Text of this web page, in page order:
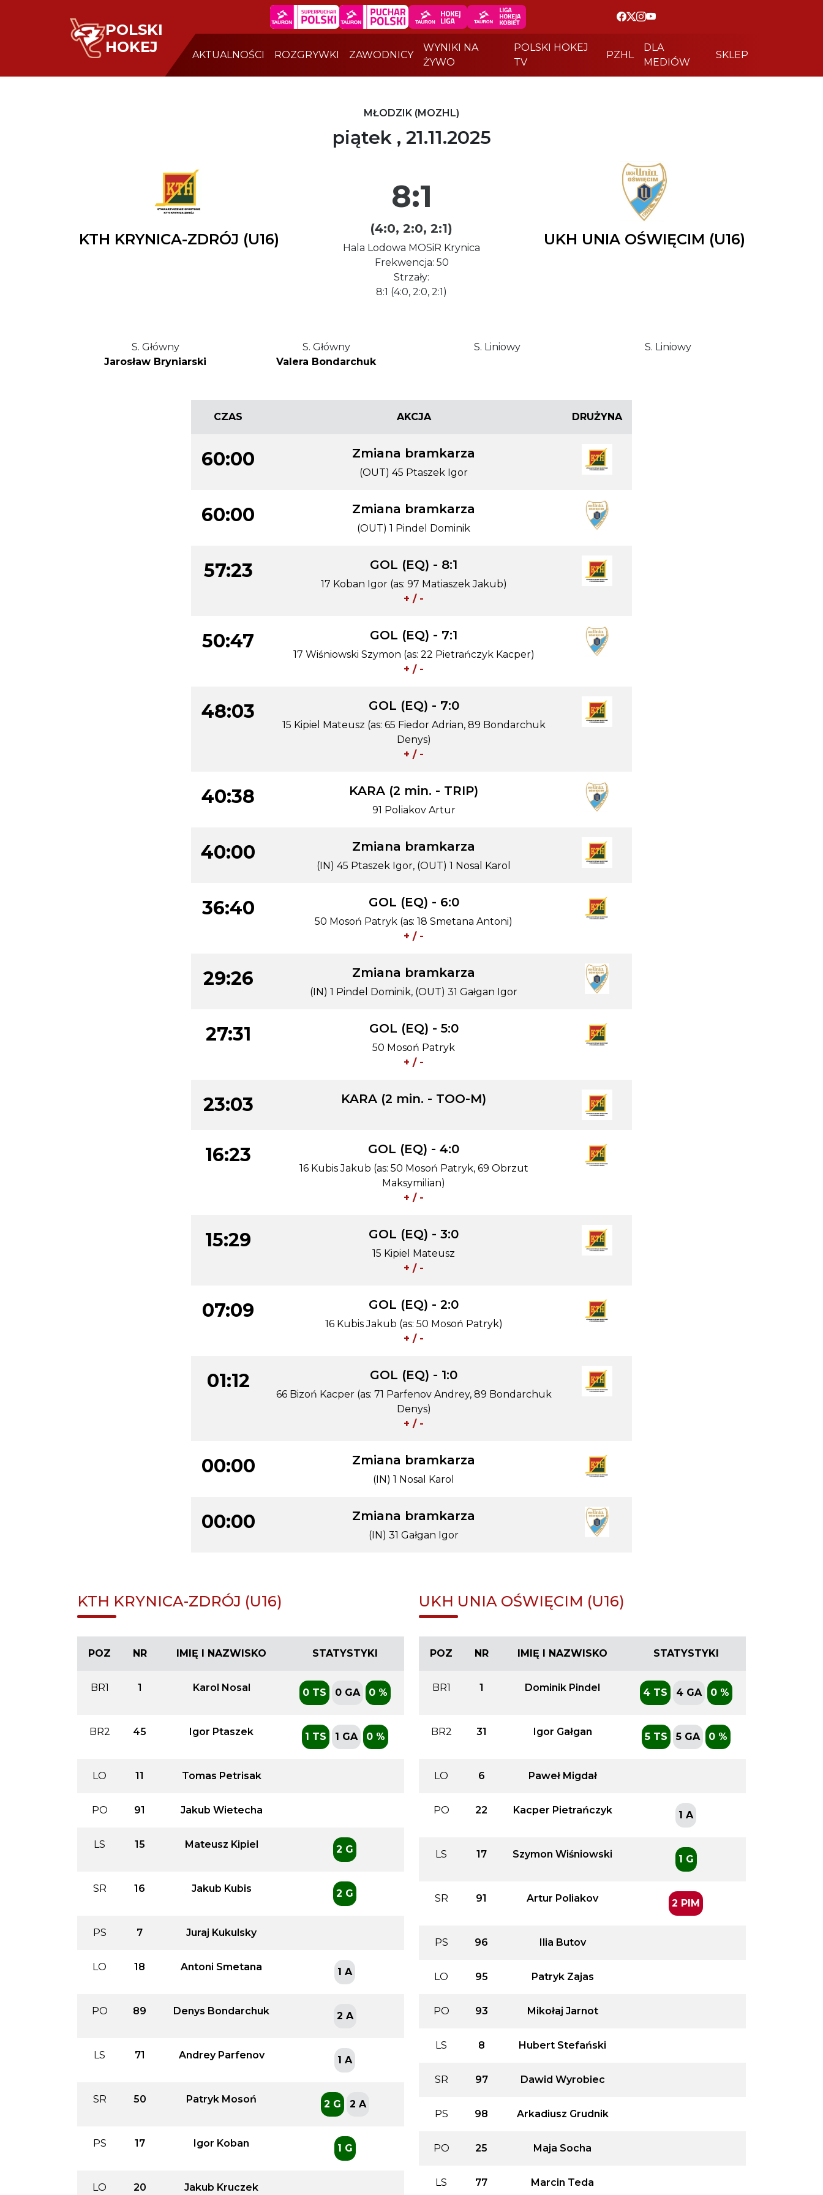
POLSKI
HOKEJ
AKTUALNOŚCI ROZGRYWKI ZAWODNICY
WYNIKI NA
ŻYWO
POLSKI HOKEJ
TV
PZHL
DLA
MEDIÓW
SKLEP
MŁODZIK (MOZHL)
piątek , 21.11.2025
KTH KRYNICA-ZDRÓJ (U16)
8:1
(4:0, 2:0, 2:1)
Hala Lodowa MOSiR Krynica
Frekwencja: 50
Strzały:
8:1 (4:0, 2:0, 2:1)
UKH UNIA OŚWIĘCIM (U16)
S. Główny
Jarosław Bryniarski
S. Główny
Valera Bondarchuk
S. Liniowy S. Liniowy
CZAS AKCJA DRUŻYNA
60:00 Zmiana bramkarza
(OUT) 45 Ptaszek Igor
60:00 Zmiana bramkarza
(OUT) 1 Pindel Dominik
57:23 GOL (EQ) - 8:1
17 Koban Igor (as: 97 Matiaszek Jakub)
+ / -
50:47 GOL (EQ) - 7:1
17 Wiśniowski Szymon (as: 22 Pietrańczyk Kacper)
+ / -
48:03 GOL (EQ) - 7:0
15 Kipiel Mateusz (as: 65 Fiedor Adrian, 89 Bondarchuk
Denys)
+ / -
40:38 KARA (2 min. - TRIP)
91 Poliakov Artur
40:00 Zmiana bramkarza
(IN) 45 Ptaszek Igor, (OUT) 1 Nosal Karol
36:40 GOL (EQ) - 6:0
50 Mosoń Patryk (as: 18 Smetana Antoni)
+ / -
29:26 Zmiana bramkarza
(IN) 1 Pindel Dominik, (OUT) 31 Gałgan Igor
27:31 GOL (EQ) - 5:0
50 Mosoń Patryk
+ / -
23:03 KARA (2 min. - TOO-M)
16:23 GOL (EQ) - 4:0
16 Kubis Jakub (as: 50 Mosoń Patryk, 69 Obrzut
Maksymilian)
+ / -
15:29 GOL (EQ) - 3:0
15 Kipiel Mateusz
+ / -
07:09 GOL (EQ) - 2:0
16 Kubis Jakub (as: 50 Mosoń Patryk)
+ / -
01:12 GOL (EQ) - 1:0
66 Bizoń Kacper (as: 71 Parfenov Andrey, 89 Bondarchuk
Denys)
+ / -
00:00 Zmiana bramkarza
(IN) 1 Nosal Karol
00:00 Zmiana bramkarza
(IN) 31 Gałgan Igor
KTH KRYNICA-ZDRÓJ (U16)
POZ NR IMIĘ I NAZWISKO STATYSTYKI
BR1 1 Karol Nosal 0 TS 0 GA 0 %
BR2 45 Igor Ptaszek 1 TS 1 GA 0 %
LO 11 Tomas Petrisak
PO 91 Jakub Wietecha
LS 15 Mateusz Kipiel 2 G
SR 16 Jakub Kubis 2 G
PS 7 Juraj Kukulsky
LO 18 Antoni Smetana 1 A
PO 89 Denys Bondarchuk 2 A
LS 71 Andrey Parfenov 1 A
SR 50 Patryk Mosoń 2 G 2 A
PS 17 Igor Koban 1 G
LO 20 Jakub Kruczek
UKH UNIA OŚWIĘCIM (U16)
POZ NR IMIĘ I NAZWISKO STATYSTYKI
BR1 1 Dominik Pindel 4 TS 4 GA 0 %
BR2 31 Igor Gałgan 5 TS 5 GA 0 %
LO 6 Paweł Migdał
PO 22 Kacper Pietrańczyk 1 A
LS 17 Szymon Wiśniowski 1 G
SR 91 Artur Poliakov 2 PIM
PS 96 Ilia Butov
LO 95 Patryk Zajas
PO 93 Mikołaj Jarnot
LS 8 Hubert Stefański
SR 97 Dawid Wyrobiec
PS 98 Arkadiusz Grudnik
PO 25 Maja Socha
LS 77 Marcin Teda